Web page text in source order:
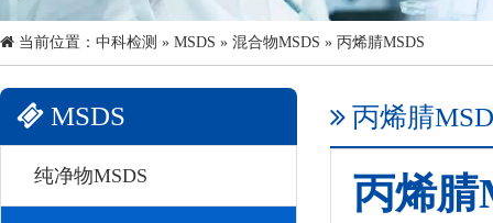
当前位置： 中科检测 » MSDS » 混合物MSDS » 丙烯腈MSDS
MSDS
纯净物MSDS
丙烯腈
丙烯腈